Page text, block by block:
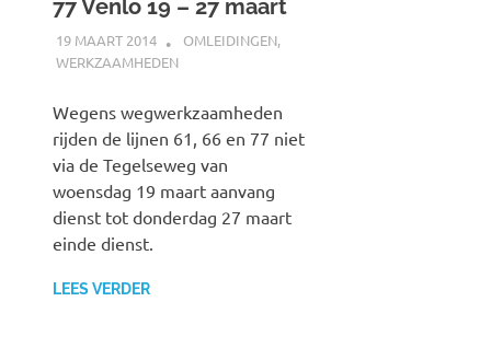
77 Venlo 19 – 27 maart
19 MAART 2014 JOHAN
OMLEIDINGEN,
WERKZAAMHEDEN
Wegens wegwerkzaamheden
rijden de lijnen 61, 66 en 77 niet
via de Tegelseweg van
woensdag 19 maart aanvang
dienst tot donderdag 27 maart
einde dienst.
LEES VERDER